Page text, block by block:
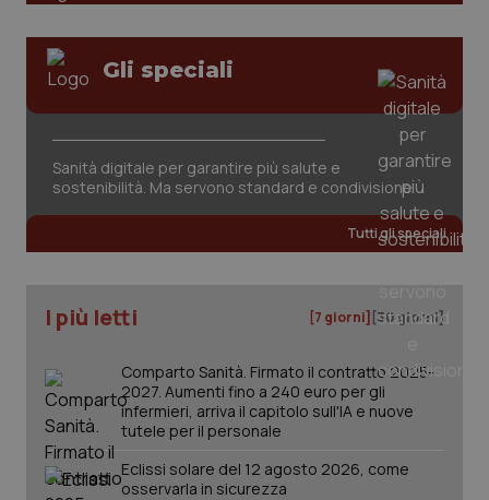
Gli speciali
Sanità digitale per garantire più salute e
sostenibilità. Ma servono standard e condivisione
Tutti gli speciali
I più letti [7 giorni] [30 giorni]
Comparto Sanità. Firmato il contratto 2025-
2027. Aumenti fino a 240 euro per gli
infermieri, arriva il capitolo sull'IA e nuove
tutele per il personale
Eclissi solare del 12 agosto 2026, come
osservarla in sicurezza
www.quotidianosanita.it
tracking-sites-ironfish-
www.quotidianosanita.it
2